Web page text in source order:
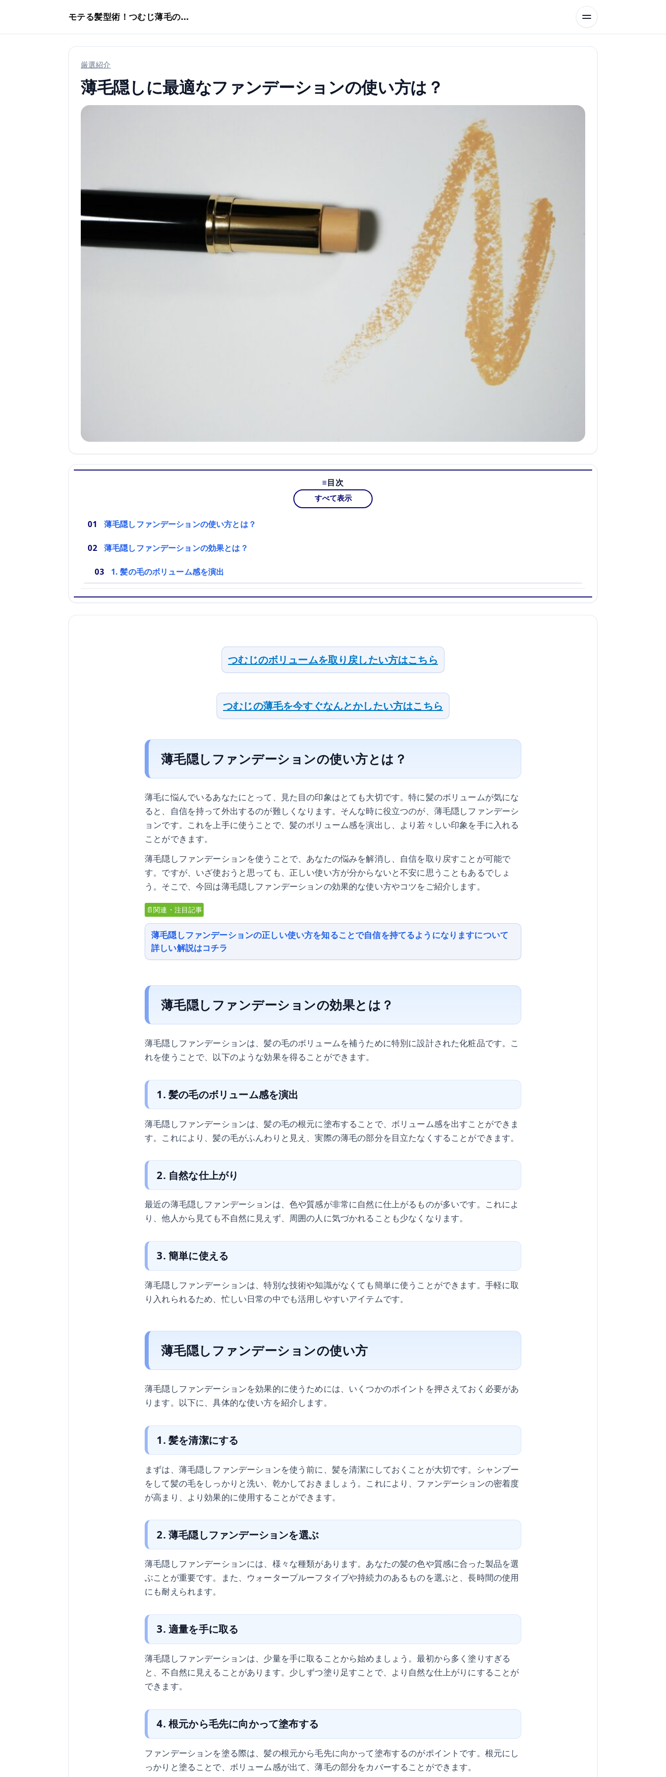
モテる髪型術！つむじ薄毛の隠し方
厳選紹介
薄毛隠しに最適なファンデーションの使い方は？
目次
すべて表示
薄毛隠しファンデーションの使い方とは？
薄毛隠しファンデーションの効果とは？
1. 髪の毛のボリューム感を演出
つむじのボリュームを取り戻したい方はこちら
つむじの薄毛を今すぐなんとかしたい方はこちら
薄毛隠しファンデーションの使い方とは？
薄毛に悩んでいるあなたにとって、見た目の印象はとても大切です。特に髪のボリュームが気にな
ると、自信を持って外出するのが難しくなります。そんな時に役立つのが、薄毛隠しファンデーシ
ョンです。これを上手に使うことで、髪のボリューム感を演出し、より若々しい印象を手に入れる
ことができます。
薄毛隠しファンデーションを使うことで、あなたの悩みを解消し、自信を取り戻すことが可能で
す。ですが、いざ使おうと思っても、正しい使い方が分からないと不安に思うこともあるでしょ
う。そこで、今回は薄毛隠しファンデーションの効果的な使い方やコツをご紹介します。
📄関連・注目記事
薄毛隠しファンデーションの正しい使い方を知ることで自信を持てるようになりますについて
詳しい解説はコチラ
薄毛隠しファンデーションの効果とは？
薄毛隠しファンデーションは、髪の毛のボリュームを補うために特別に設計された化粧品です。こ
れを使うことで、以下のような効果を得ることができます。
1. 髪の毛のボリューム感を演出
薄毛隠しファンデーションは、髪の毛の根元に塗布することで、ボリューム感を出すことができま
す。これにより、髪の毛がふんわりと見え、実際の薄毛の部分を目立たなくすることができます。
2. 自然な仕上がり
最近の薄毛隠しファンデーションは、色や質感が非常に自然に仕上がるものが多いです。これによ
り、他人から見ても不自然に見えず、周囲の人に気づかれることも少なくなります。
3. 簡単に使える
薄毛隠しファンデーションは、特別な技術や知識がなくても簡単に使うことができます。手軽に取
り入れられるため、忙しい日常の中でも活用しやすいアイテムです。
薄毛隠しファンデーションの使い方
薄毛隠しファンデーションを効果的に使うためには、いくつかのポイントを押さえておく必要があ
ります。以下に、具体的な使い方を紹介します。
1. 髪を清潔にする
まずは、薄毛隠しファンデーションを使う前に、髪を清潔にしておくことが大切です。シャンプー
をして髪の毛をしっかりと洗い、乾かしておきましょう。これにより、ファンデーションの密着度
が高まり、より効果的に使用することができます。
2. 薄毛隠しファンデーションを選ぶ
薄毛隠しファンデーションには、様々な種類があります。あなたの髪の色や質感に合った製品を選
ぶことが重要です。また、ウォータープルーフタイプや持続力のあるものを選ぶと、長時間の使用
にも耐えられます。
3. 適量を手に取る
薄毛隠しファンデーションは、少量を手に取ることから始めましょう。最初から多く塗りすぎる
と、不自然に見えることがあります。少しずつ塗り足すことで、より自然な仕上がりにすることが
できます。
4. 根元から毛先に向かって塗布する
ファンデーションを塗る際は、髪の根元から毛先に向かって塗布するのがポイントです。根元にし
っかりと塗ることで、ボリューム感が出て、薄毛の部分をカバーすることができます。